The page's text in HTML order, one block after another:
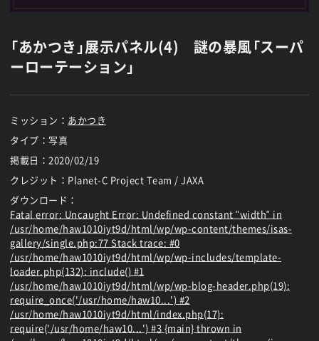
「あかつき」展示パネル(4) 謎の暴風「スーパ
ーローテーション」
ミッション： あかつき
タイプ：写真
掲載日： 2020/02/19
クレジット：Planet-C Project Team / JAXA
ダウンロード：
Fatal error: Uncaught Error: Undefined constant "width" in
/usr/home/haw1010iyt9d/html/wp/wp-content/themes/isas-
gallery/single.php:77 Stack trace: #0
/usr/home/haw1010iyt9d/html/wp/wp-includes/template-
loader.php(132): include() #1
/usr/home/haw1010iyt9d/html/wp/wp-blog-header.php(19):
require_once('/usr/home/haw10...') #2
/usr/home/haw1010iyt9d/html/index.php(17):
require('/usr/home/haw10...') #3 {main} thrown in